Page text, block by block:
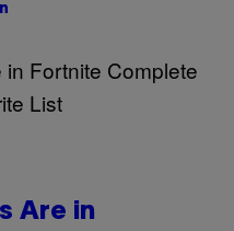
Are in